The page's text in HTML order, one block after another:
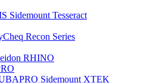
Sidemount Tesseract
Recon Series
RHINO
Sidemount XTEK